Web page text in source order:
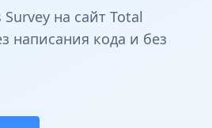
на сайт Total
написания кода и без